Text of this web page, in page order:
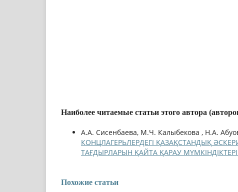
Наиболее читаемые статьи этого автора
А.А. Сисенбаева, М.Ч. Калыбекова , Н.А.
КОНЦЛАГЕРЬЛЕРДЕГІ ҚАЗАҚСТАНДЫҚ
ТАҒДЫРЛАРЫН ҚАЙТА ҚАРАУ МҮМКІНДІКТЕРІ
Похожие статьи